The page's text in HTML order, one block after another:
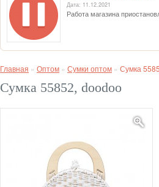
Дата: 11.12.2021
Работа магазина
Главная » Оптом » Сумки оптом » Сумка
Сумка 55852, doodoo